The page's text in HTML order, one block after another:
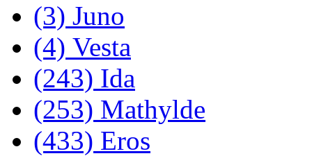
(3) Juno
(4) Vesta
(243) Ida
(253) Mathylde
(433) Eros